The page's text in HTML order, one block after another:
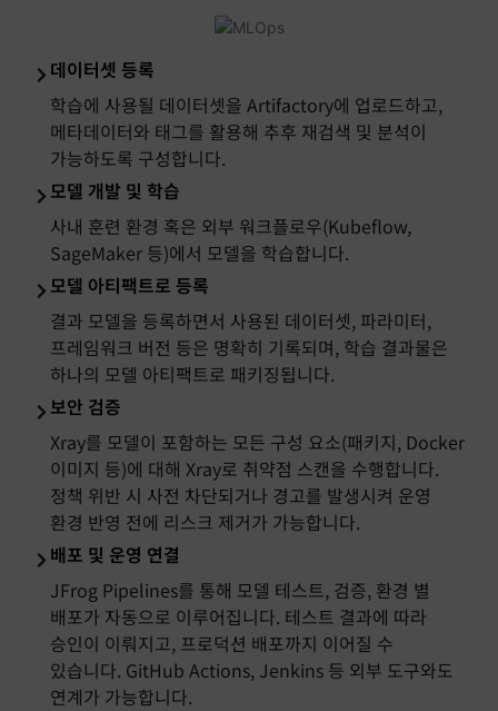
데이터셋 등록
학습에 사용될 데이터셋을 Artifactory에 업로드하고,
메타데이터와 태그를 활용해 추후 재검색 및 분석이
가능하도록 구성합니다.
모델 개발 및 학습
사내 훈련 환경 혹은 외부 워크플로우(Kubeflow,
SageMaker 등)에서 모델을 학습합니다.
모델 아티팩트로 등록
결과 모델을 등록하면서 사용된 데이터셋, 파라미터,
프레임워크 버전 등은 명확히 기록되며, 학습 결과물은
하나의 모델 아티팩트로 패키징됩니다.
보안 검증
Xray를 모델이 포함하는 모든 구성 요소(패키지, Docker
이미지 등)에 대해 Xray로 취약점 스캔을 수행합니다.
정책 위반 시 사전 차단되거나 경고를 발생시켜 운영
환경 반영 전에 리스크 제거가 가능합니다.
배포 및 운영 연결
JFrog Pipelines를 통해 모델 테스트, 검증, 환경 별
배포가 자동으로 이루어집니다. 테스트 결과에 따라
승인이 이뤄지고, 프로덕션 배포까지 이어질 수
있습니다. GitHub Actions, Jenkins 등 외부 도구와도
연계가 가능합니다.